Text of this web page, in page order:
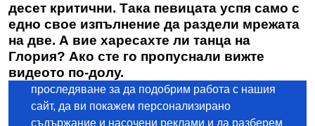
десет критични. Така певицата успя само с
едно свое изпълнение да раздели мрежата
на две. А вие харесахте ли танца на
Глория? Ако сте го пропуснали вижте
видеото по-долу.